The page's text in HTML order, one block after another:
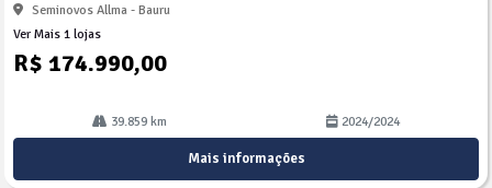
Seminovos Allma - Bauru
Ver Mais 1 lojas
R$ 174.990,00
39.859 km 2024/2024
Mais informações